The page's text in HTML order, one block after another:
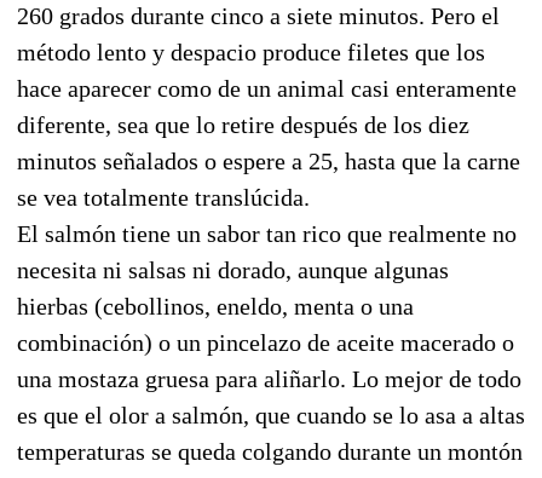
260 grados durante cinco a siete minutos. Pero el
método lento y despacio produce filetes que los
hace aparecer como de un animal casi enteramente
diferente, sea que lo retire después de los diez
minutos señalados o espere a 25, hasta que la carne
se vea totalmente translúcida.
El salmón tiene un sabor tan rico que realmente no
necesita ni salsas ni dorado, aunque algunas
hierbas (cebollinos, eneldo, menta o una
combinación) o un pincelazo de aceite macerado o
una mostaza gruesa para aliñarlo. Lo mejor de todo
es que el olor a salmón, que cuando se lo asa a altas
temperaturas se queda colgando durante un montón